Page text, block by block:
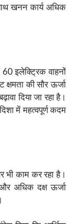
खनन कार्य अधिक
इलेक्ट्रिक वाहनों
की सौर ऊर्जा
दिया जा रहा है।
में महत्वपूर्ण कदम
काम कर रहा है।
अधिक दक्ष ऊर्जा